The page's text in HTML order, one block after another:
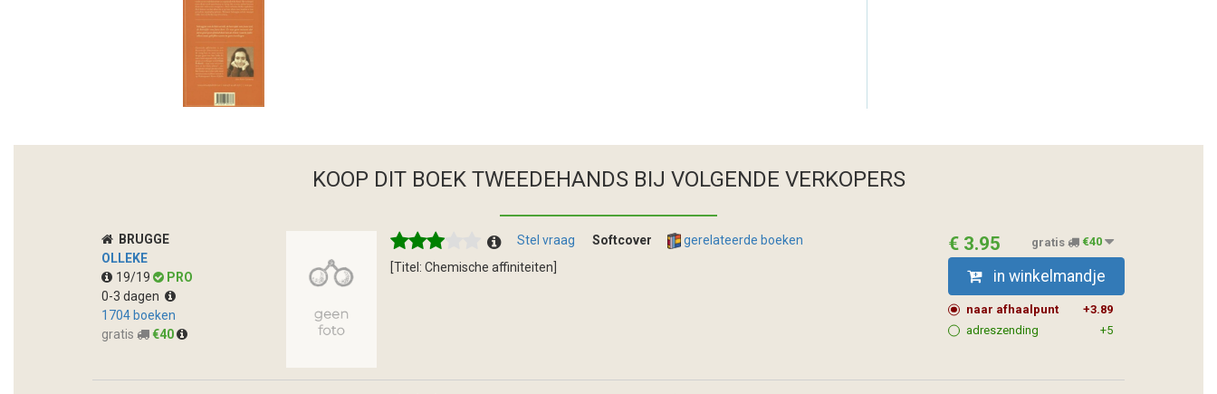
KOOP DIT BOEK TWEEDEHANDS BIJ VOLGENDE VERKOPERS
BRUGGE
OLLEKE
19/19
PRO
0-3 dagen
1704 boeken
gratis
€40
Stel vraag Softcover
gerelateerde boeken
[Titel: Chemische affiniteiten]
€ 3.95 gratis €40
in winkelmandje
naar afhaalpunt
+3.89
adreszending
+5